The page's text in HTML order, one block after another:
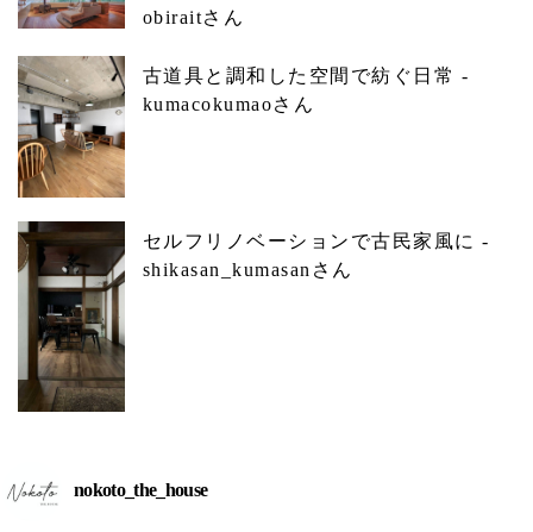
obiraitさん
古道具と調和した空間で紡ぐ日常 -
kumacokumaoさん
セルフリノベーションで古民家風に -
shikasan_kumasanさん
nokoto_the_house